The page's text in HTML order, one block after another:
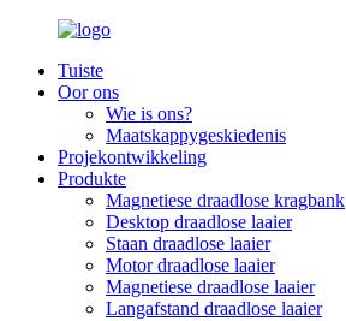
Tuiste
Oor ons
Wie is ons?
Maatskappygeskiedenis
Projekontwikkeling
Produkte
Magnetiese draadlose kragbank
Desktop draadlose laaier
Staan draadlose laaier
Motor draadlose laaier
Magnetiese draadlose laaier
Langafstand draadlose laaier